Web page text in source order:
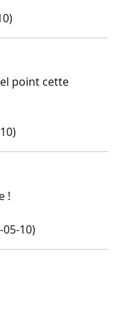
point cette
!
10)